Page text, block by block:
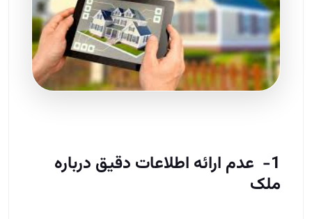
1- عدم ارائه اطلاعات دقیق درباره
ملک